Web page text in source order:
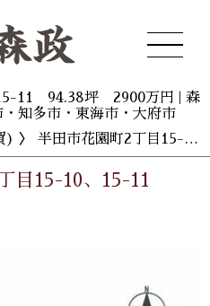
11 94.38坪 2900万円 | 森
知多市・東海市・大府市
) 〉 半田市花園町2丁目15-10、15-11 94.38坪 2900万円
目15-10、15-11